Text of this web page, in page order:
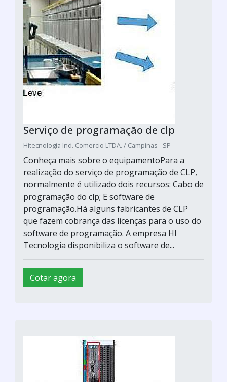
Serviço de programação de clp
Hitecnologia Ind. Comercio LTDA. / Campinas - SP
Conheça mais sobre o equipamentoPara a
realização do serviço de programação de CLP,
normalmente é utilizado dois recursos: Cabo de
programação do clp; E software de
programação.Há alguns fabricantes de CLP
que fazem cobrança das licenças para o uso do
software de programação. A empresa HI
Tecnologia disponibiliza o software de...
Cotar agora